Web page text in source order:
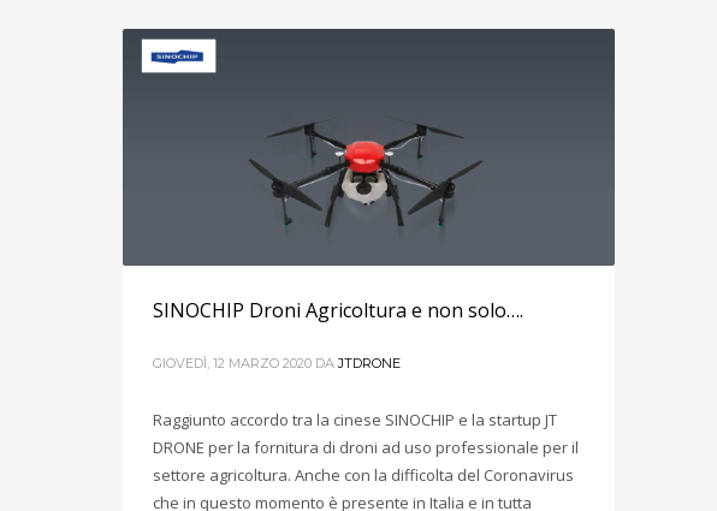
SINOCHIP Droni Agricoltura e non solo….
GIOVEDÌ, 12 MARZO 2020 DAJTDRONE
Raggiunto accordo tra la cinese SINOCHIP e la startup JT
DRONE per la fornitura di droni ad uso professionale per il
settore agricoltura. Anche con la difficolta del Coronavirus
che in questo momento è presente in Italia e in tutta